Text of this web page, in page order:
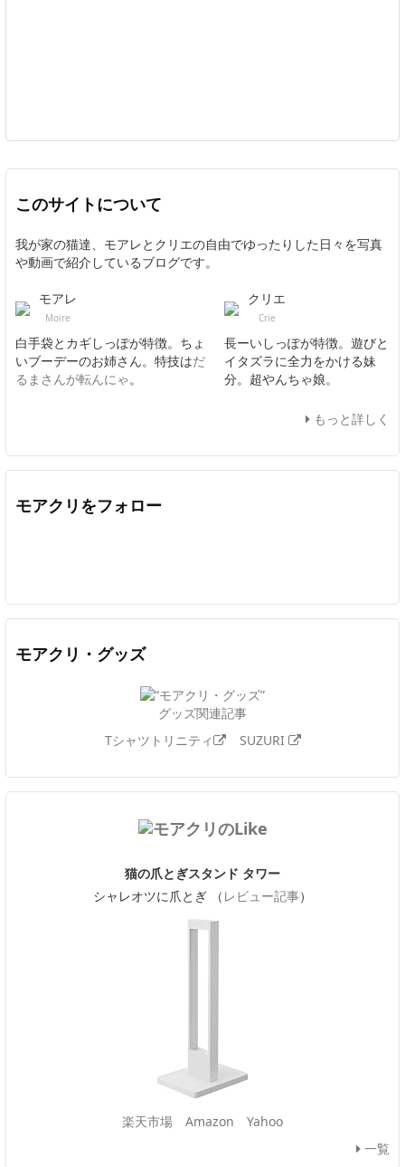
このサイトについて
我が家の猫達、モアレとクリエの自由でゆったりした日々を写真
や動画で紹介しているブログです。
モアレ
Moire
白手袋とカギしっぽが特徴。ちょ
いブーデーのお姉さん。特技はだ
るまさんが転んにゃ。
クリエ
Crie
長ーいしっぽが特徴。遊びと
イタズラに全力をかける妹
分。超やんちゃ娘。
もっと詳しく
モアクリをフォロー
モアクリ・グッズ
グッズ関連記事
Tシャツトリニティ
SUZURI
猫の爪とぎスタンド タワー
シャレオツに爪とぎ （ レビュー記事）
楽天市場 Amazon
Yahoo
一覧